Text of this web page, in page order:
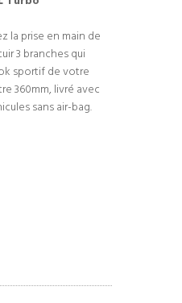
la prise en main de
3 branches qui
sportif de votre
360mm, livré avec
sans air-bag.